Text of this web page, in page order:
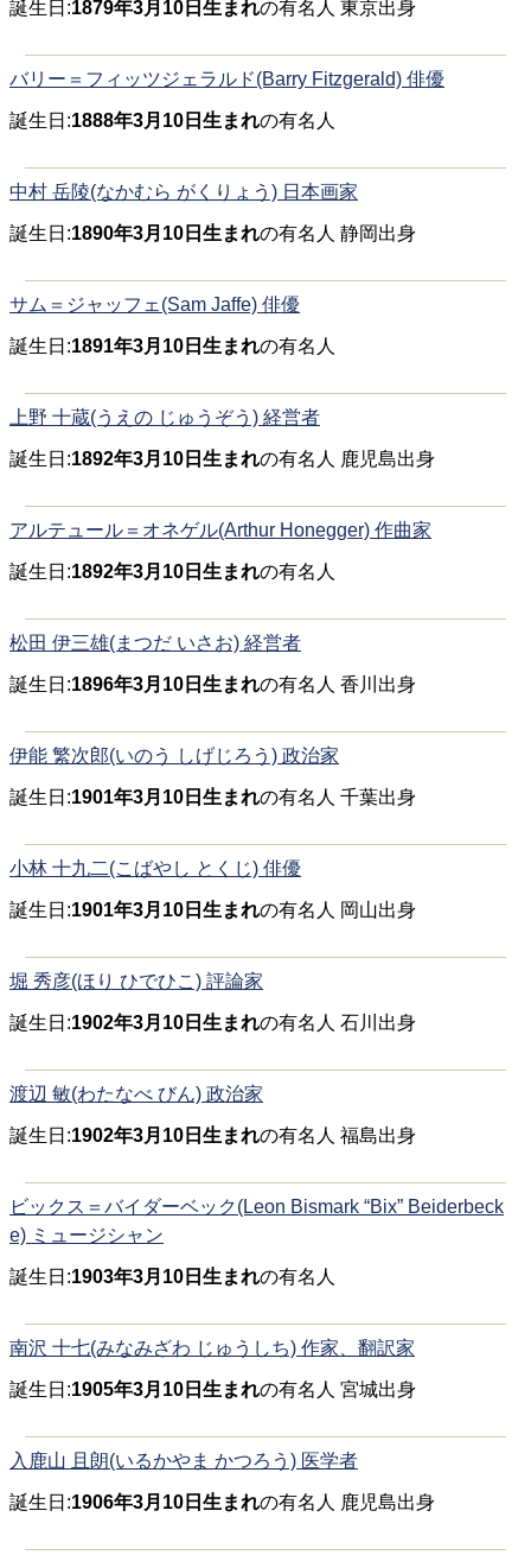
誕生日:1879年3月10日生まれの有名人 東京出身
バリー＝フィッツジェラルド(Barry Fitzgerald) 俳優
誕生日:1888年3月10日生まれの有名人
中村 岳陵(なかむら がくりょう) 日本画家
誕生日:1890年3月10日生まれの有名人 静岡出身
サム＝ジャッフェ(Sam Jaffe) 俳優
誕生日:1891年3月10日生まれの有名人
上野 十蔵(うえの じゅうぞう) 経営者
誕生日:1892年3月10日生まれの有名人 鹿児島出身
アルテュール＝オネゲル(Arthur Honegger) 作曲家
誕生日:1892年3月10日生まれの有名人
松田 伊三雄(まつだ いさお) 経営者
誕生日:1896年3月10日生まれの有名人 香川出身
伊能 繁次郎(いのう しげじろう) 政治家
誕生日:1901年3月10日生まれの有名人 千葉出身
小林 十九二(こばやし とくじ) 俳優
誕生日:1901年3月10日生まれの有名人 岡山出身
堀 秀彦(ほり ひでひこ) 評論家
誕生日:1902年3月10日生まれの有名人 石川出身
渡辺 敏(わたなべ びん) 政治家
誕生日:1902年3月10日生まれの有名人 福島出身
ビックス＝バイダーベック(Leon Bismark “Bix” Beiderbeck
e) ミュージシャン
誕生日:1903年3月10日生まれの有名人
南沢 十七(みなみざわ じゅうしち) 作家、翻訳家
誕生日:1905年3月10日生まれの有名人 宮城出身
入鹿山 且朗(いるかやま かつろう) 医学者
誕生日:1906年3月10日生まれの有名人 鹿児島出身